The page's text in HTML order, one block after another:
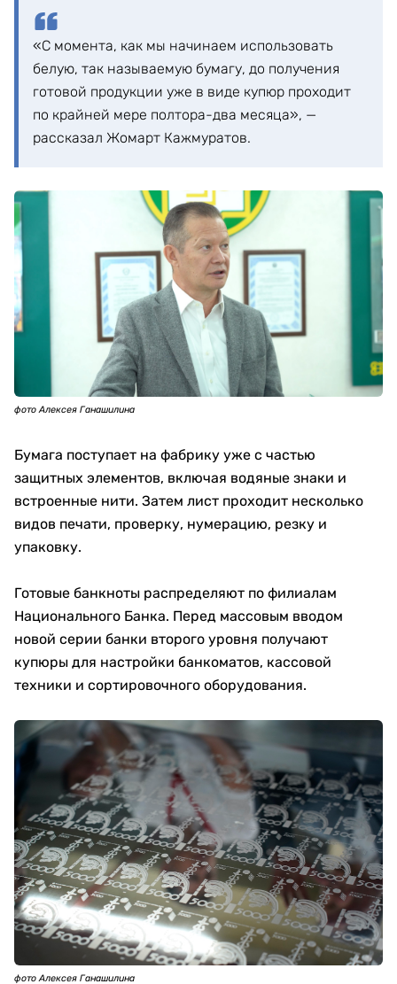
«С момента, как мы начинаем использовать
белую, так называемую бумагу, до получения
готовой продукции уже в виде купюр проходит
по крайней мере полтора-два месяца», —
рассказал Жомарт Кажмуратов.
фото Алексея Ганашилина
Бумага поступает на фабрику уже с частью
защитных элементов, включая водяные знаки и
встроенные нити. Затем лист проходит несколько
видов печати, проверку, нумерацию, резку и
упаковку.
Готовые банкноты распределяют по филиалам
Национального Банка. Перед массовым вводом
новой серии банки второго уровня получают
купюры для настройки банкоматов, кассовой
техники и сортировочного оборудования.
фото Алексея Ганашилина